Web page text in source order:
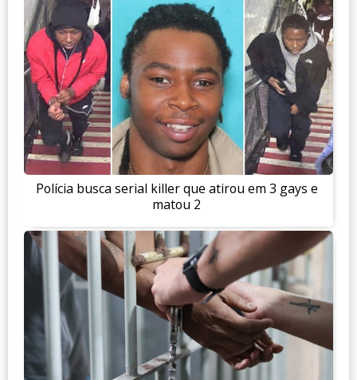
Polícia busca serial killer que atirou em 3 gays e
matou 2